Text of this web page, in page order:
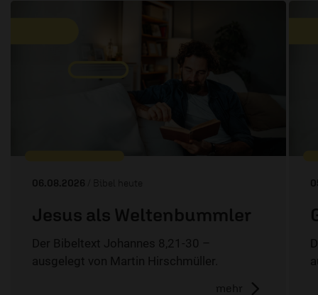
06.08.2026 / Bibel heute
Jesus als Weltenbummler
Der Bibeltext Johannes 8,21-30 –
ausgelegt von Martin Hirschmüller.
mehr